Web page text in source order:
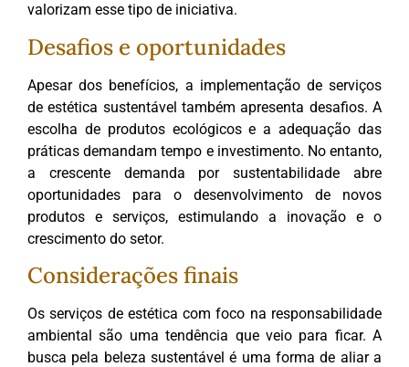
valorizam esse tipo de iniciativa.
Desafios e oportunidades
Apesar dos benefícios, a implementação de serviços
de estética sustentável também apresenta desafios. A
escolha de produtos ecológicos e a adequação das
práticas demandam tempo e investimento. No entanto,
a crescente demanda por sustentabilidade abre
oportunidades para o desenvolvimento de novos
produtos e serviços, estimulando a inovação e o
crescimento do setor.
Considerações finais
Os serviços de estética com foco na responsabilidade
ambiental são uma tendência que veio para ficar. A
busca pela beleza sustentável é uma forma de aliar a